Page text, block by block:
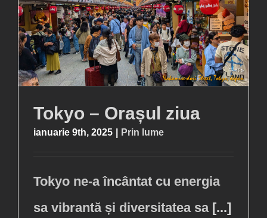
Tokyo – Orașul ziua
ianuarie 9th, 2025 Prin lume
Tokyo ne-a încântat cu energia
sa vibrantă și diversitatea sa [...]